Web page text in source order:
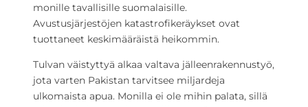
monille tavallisille suomalaisille.
Avustusjärjestöjen katastrofikeräykset ovat
tuottaneet keskimääräistä heikommin.
Tulvan väistyttyä alkaa valtava jälleenrakennustyö,
jota varten Pakistan tarvitsee miljardeja
ulkomaista apua. Monilla ei ole mihin palata, sillä